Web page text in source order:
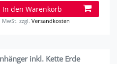
In den Warenkorb
MwSt. zzgl.Versandkosten
inkl. Kette Erde